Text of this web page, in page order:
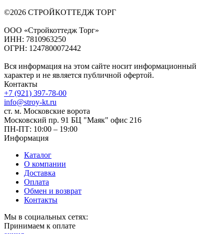
©2026 СТРОЙКОТТЕДЖ ТОРГ
ООО «Стройкоттедж Торг»
ИНН: 7810963250
ОГРН: 1247800072442
Вся информация на этом сайте носит информационный
характер и не является публичной офертой.
Контакты
+7 (921) 397-78-00
info@stroy-kt.ru
ст. м. Московские ворота
Московский пр. 91 БЦ "Маяк" офис 216
ПН-ПТ: 10:00 – 19:00
Информация
Каталог
О компании
Доставка
Оплата
Обмен и возврат
Контакты
Мы в социальных сетях:
Принимаем к оплате